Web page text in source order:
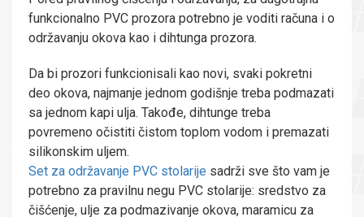
funkcionalno PVC prozora potrebno je voditi računa i o
održavanju okova kao i dihtunga prozora.
Da bi prozori funkcionisali kao novi, svaki pokretni
deo okova, najmanje jednom godišnje treba podmazati
sa jednom kapi ulja. Takođe, dihtunge treba
povremeno očistiti čistom toplom vodom i premazati
silikonskim uljem.
Set za održavanje PVC stolarije sadrži sve što vam je
potrebno za pravilnu negu PVC stolarije: sredstvo za
čišćenje, ulje za podmazivanje okova, maramicu za